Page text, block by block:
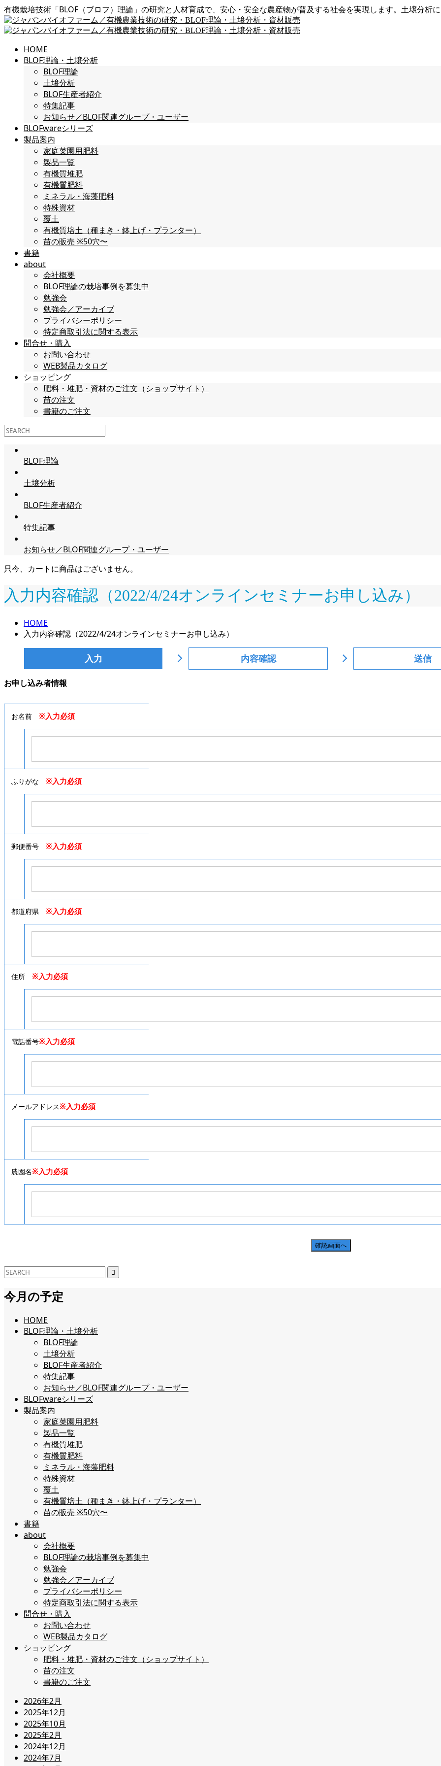
有機栽培技術「BLOF（ブロフ）理論」の研究と人材育成で、安心・安全な農産物が普及する社会を実現します。土壌分析
HOME
BLOF理論・土壌分析
BLOF理論
土壌分析
BLOF生産者紹介
特集記事
お知らせ／BLOF関連グループ・ユーザー
BLOFwareシリーズ
製品案内
家庭菜園用肥料
製品一覧
有機質堆肥
有機質肥料
ミネラル・海藻肥料
特殊資材
覆土
有機質培土（種まき・鉢上げ・プランター）
苗の販売 ※50穴〜
書籍
about
会社概要
BLOF理論の栽培事例を募集中
勉強会
勉強会／アーカイブ
プライバシーポリシー
特定商取引法に関する表示
問合せ・購入
お問い合わせ
WEB製品カタログ
ショッピング
肥料・堆肥・資材のご注文（ショップサイト）
苗の注文
書籍のご注文
BLOF理論
土壌分析
BLOF生産者紹介
特集記事
お知らせ／BLOF関連グループ・ユーザー
只今、カートに商品はございません。
入力内容確認（2022/4/24オンラインセミナーお申し込み）
HOME
入力内容確認（2022/4/24オンラインセミナーお申し込み）
入力 内容確認 送信
お申し込み者情報
お名前 ※入力必須
ふりがな ※入力必須
郵便番号 ※入力必須
都道府県 ※入力必須
住所 ※入力必須
電話番号※入力必須
メールアドレス※入力必須
農園名※入力必須
今月の予定
HOME
BLOF理論・土壌分析
BLOF理論
土壌分析
BLOF生産者紹介
特集記事
お知らせ／BLOF関連グループ・ユーザー
BLOFwareシリーズ
製品案内
家庭菜園用肥料
製品一覧
有機質堆肥
有機質肥料
ミネラル・海藻肥料
特殊資材
覆土
有機質培土（種まき・鉢上げ・プランター）
苗の販売 ※50穴〜
書籍
about
会社概要
BLOF理論の栽培事例を募集中
勉強会
勉強会／アーカイブ
プライバシーポリシー
特定商取引法に関する表示
問合せ・購入
お問い合わせ
WEB製品カタログ
ショッピング
肥料・堆肥・資材のご注文（ショップサイト）
苗の注文
書籍のご注文
2026年2月
2025年12月
2025年10月
2025年2月
2024年12月
2024年7月